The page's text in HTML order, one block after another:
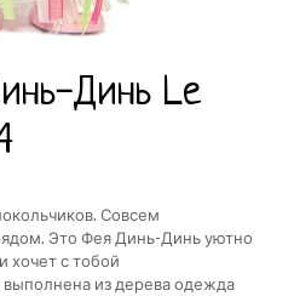
Динь Le
Совсем
Это Фея Динь-Динь уютно
хочет с тобой
из дерева одежда